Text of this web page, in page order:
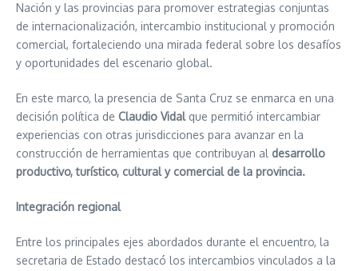
Nación y las provincias para promover estrategias conjuntas
de internacionalización, intercambio institucional y promoción
comercial, fortaleciendo una mirada federal sobre los desafíos
y oportunidades del escenario global.
En este marco, la presencia de Santa Cruz se enmarca en una
decisión política de Claudio Vidalque permitió intercambiar
experiencias con otras jurisdicciones para avanzar en la
construcción de herramientas que contribuyan al desarrollo
productivo, turístico, cultural y comercial de la provincia.
Integración regional
Entre los principales ejes abordados durante el encuentro, la
secretaria de Estado destacó los intercambios vinculados a la